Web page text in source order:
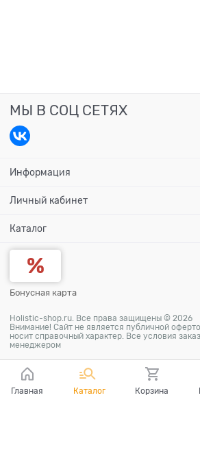
МЫ В СОЦ СЕТЯХ
Информация
Личный кабинет
Каталог
Бонусная карта
Holistic-shop.ru. Все права защищены © 2026
Внимание! Сайт не является публичной
носит справочный характер. Все условия
менеджером
Главная Каталог Корзина